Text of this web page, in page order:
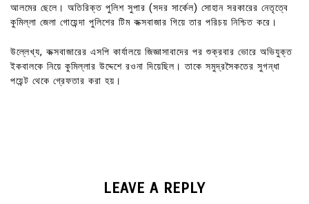
আলমের ছেলে। অতিরিক্ত পুলিশ সুপার (সদর সার্কেল) সোহান সরকারের নেতৃত্বে
কুমিল্লা জেলা গোয়েন্দা পুলিশের টিম কক্সবাজার গিয়ে তার পরিচয় নিশ্চিত করে।
উল্লেখ্য, কক্সবাজারের এসপি কার্যালয়ে জিজ্ঞাসাবাদের পর শুক্রবার ভোরে অভিযুক্ত
ইকবালকে নিয়ে কুমিল্লার উদ্দেশে রওনা দিয়েছিল। তাকে সমুদ্রসৈকতের সুগন্ধা
পয়েন্ট থেকে গ্রেফতার করা হয়।
LEAVE A REPLY